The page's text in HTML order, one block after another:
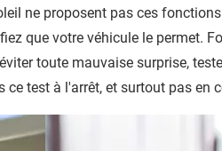
ne proposent pas ces
que votre véhicule le permet.
toute mauvaise surprise,
test à l'arrêt, et surtout pas en